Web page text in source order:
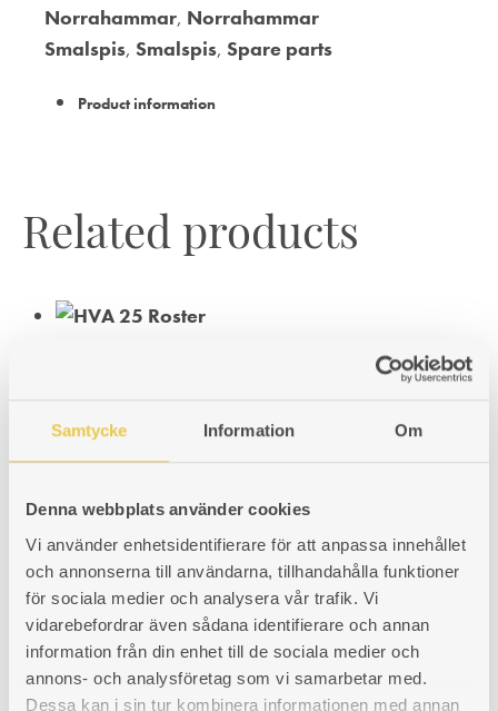
Samtycke Information Om
Denna webbplats använder cookies
Vi använder enhetsidentifierare för att anpassa innehållet
och annonserna till användarna, tillhandahålla funktioner
för sociala medier och analysera vår trafik. Vi
vidarebefordrar även sådana identifierare och annan
information från din enhet till de sociala medier och
annons- och analysföretag som vi samarbetar med.
Dessa kan i sin tur kombinera informationen med annan
Norrahammar, Norrahammar
Smalspis, Smalspis, Spare parts
Product information
Related products
For wood burning cooker Klavreström 235. Fits cookers with firebox
KÖP ADD
TO
WISHLIST
ADDING
TO
WISHLIST
ADDED
TO
WISHLIST
Firebox liner | Norrahammar 626 H
Cast iron liner for wood burning cookder Norrahammar 626 with the
firebox placed on the right side of the oven.